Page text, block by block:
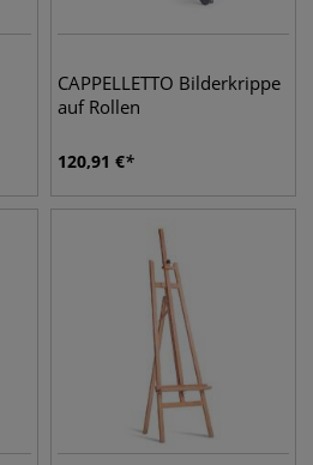
CAPPELLETTO Bilderkrippe
auf Rollen
120,91 €